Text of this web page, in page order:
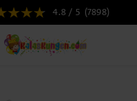
4.8 / 5 (7898)